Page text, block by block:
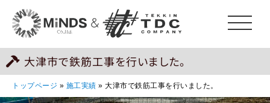
大津市で鉄筋工事を行いました。
トップページ » 施工実績 » 大津市で鉄筋工事を行いました。